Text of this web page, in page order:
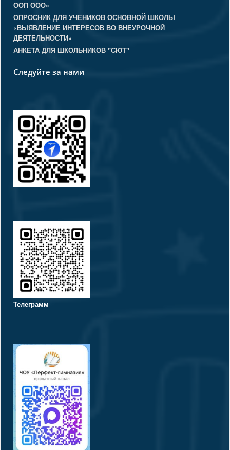
ООП ООО»
ОПРОСНИК ДЛЯ УЧЕНИКОВ ОСНОВНОЙ ШКОЛЫ
«ВЫЯВЛЕНИЕ ИНТЕРЕСОВ ВО ВНЕУРОЧНОЙ
ДЕЯТЕЛЬНОСТИ»
АНКЕТА ДЛЯ ШКОЛЬНИКОВ "СЮТ"
Следуйте за нами
Телеграмм